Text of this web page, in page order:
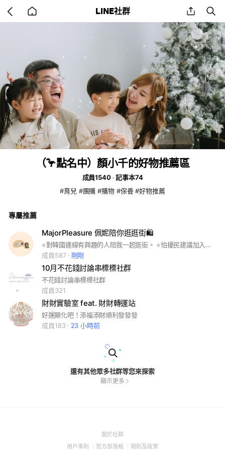
back
to
LINE社群 share
（🦩點名中）顏小千的好物推薦區
成員1540
記事本74
#育兒 #團購 #購物 #保養 #好物推薦
專屬推薦
MajorPleasure 佩妮陪你逛逛街🛍️
⟡對韓國連線有興趣的人陪我一起逛街。 ⟡怕擾民建議加入後將社群提醒設為關閉。
成員587
剛剛
10月不花錢討論串標標社群
不花錢討論串標標社群
成員321
財財實驗室 feat. 財財轉運站
好運顯化吧！添福添財順利發發發
成員183
23 小時前
還有其他眾多社群等您來探索
顯示更多
關於社群(Open
用戶準則 (Open
官方部落格 (Open
規則及政策(Open